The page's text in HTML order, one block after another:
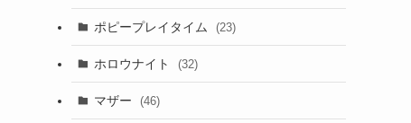
ポピープレイタイム (23)
ホロウナイト (32)
マザー (46)